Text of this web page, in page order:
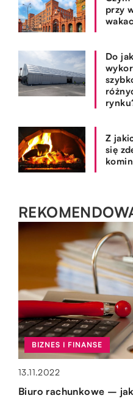
przy
Do
Z
się
OGRÓD I DOM
15.10.2019
BIZNES I FINANSE
13.11.2022
Biuro rachunkowe –
OGRÓD I DOM
10.11.2021
Jak i gdzie składować
SPOSÓB ŻYCIA I STYL
28.07.2021
Naklejki – jak samemu